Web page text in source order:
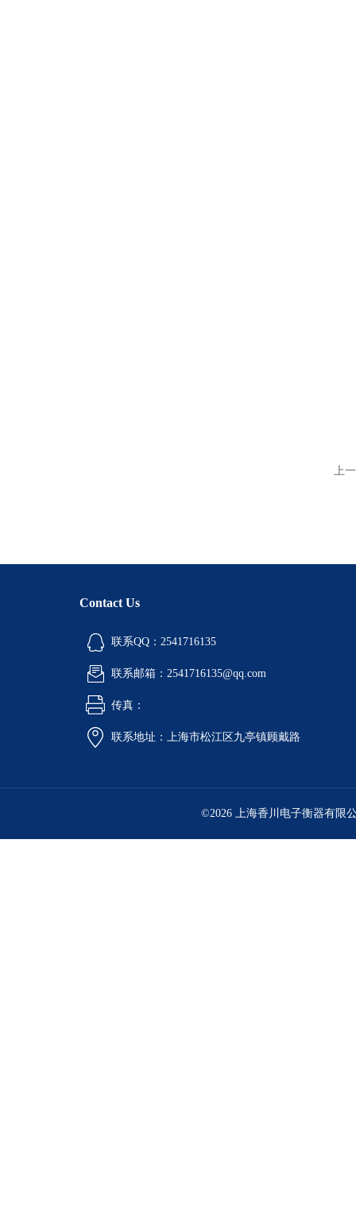
上
Contact Us
联系QQ：2541716135
联系邮箱：2541716135@qq.com
传真：
联系地址：上海市松江区九亭镇顾戴路
©2026 上海香川电子衡器有限